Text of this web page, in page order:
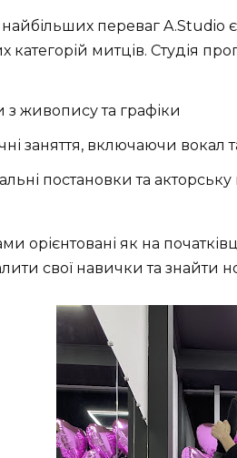
переваг A.Studio є
категорій митців. Студія
з живопису та графіки
заняття, включаючи вокал
постановки та акторську
орієнтовані як на
свої навички та знайти